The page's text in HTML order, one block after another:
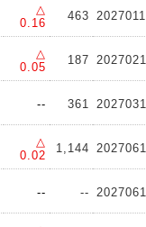
△
0.16
463
△
0.05
187
-- 361
△
0.02
1,144
-- --